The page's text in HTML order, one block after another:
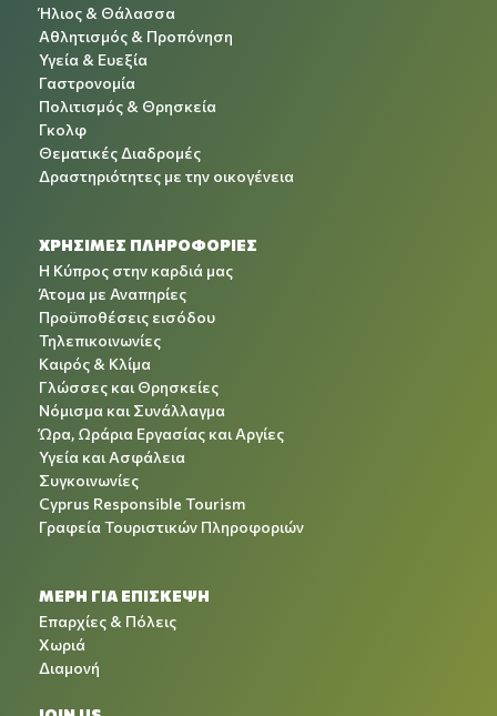
Ήλιος & Θάλασσα
Αθλητισμός & Προπόνηση
Υγεία & Ευεξία
Γαστρονομία
Πολιτισμός & Θρησκεία
Γκολφ
Θεματικές Διαδρομές
Δραστηριότητες με την οικογένεια
ΧΡΉΣΙΜΕΣ ΠΛΗΡΟΦΟΡΊΕΣ
Η Κύπρος στην καρδιά μας
Άτομα με Αναπηρίες
Προϋποθέσεις εισόδου
Τηλεπικοινωνίες
Καιρός & Κλίμα
Γλώσσες και Θρησκείες
Νόμισμα και Συνάλλαγμα
Ώρα, Ωράρια Εργασίας και Αργίες
Υγεία και Ασφάλεια
Συγκοινωνίες
Cyprus Responsible Tourism
Γραφεία Τουριστικών Πληροφοριών
ΜΕΡΗ ΓΙΑ ΕΠΙΣΚΕΨΗ
Επαρχίες & Πόλεις
Χωριά
Διαμονή